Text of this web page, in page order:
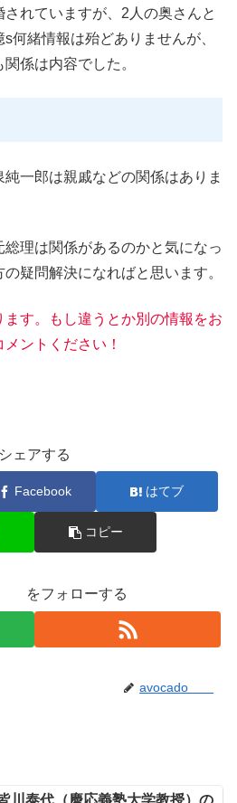
れていますが、2人の奥さんと
何緒情報は殆どありませんが、
係は内容でした。
一郎は親戚などの関係はありま
理は関係があるのかと気になっ
疑問解決になればと思います。
す。もし違うとか別の情報をお
ントください！
シェアする
Facebook はてブ
コピー
をフォローする
avocado